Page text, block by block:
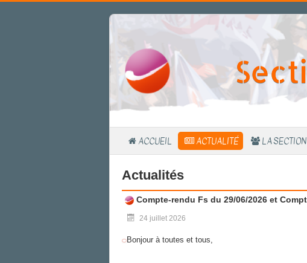
ACCUEIL ACTUALITÉ LA SECTION
Actualités
Compte-rendu Fs du 29/06/2026 et
24 juillet 2026
Bonjour à toutes et tous,